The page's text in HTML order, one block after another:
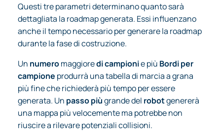
Questi tre parametri determinano quanto sarà
dettagliata la roadmap generata. Essi influenzano
anche il tempo necessario per generare la roadmap
durante la fase di costruzione.
Un numeromaggioredi campionie più Bordi per
campione produrrà una tabella di marcia a grana
più fine che richiederà più tempo per essere
generata. Un passo piùgrande del robotgenererà
una mappa più velocemente ma potrebbe non
riuscire a rilevare potenziali collisioni.